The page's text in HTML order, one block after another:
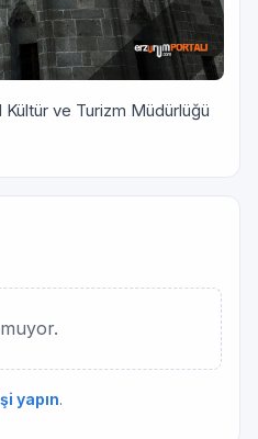
Kültür ve Turizm Müdürlüğü
yapın.